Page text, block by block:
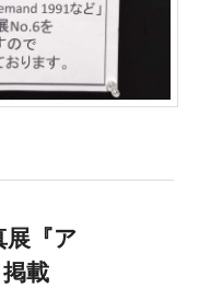
『ア
載